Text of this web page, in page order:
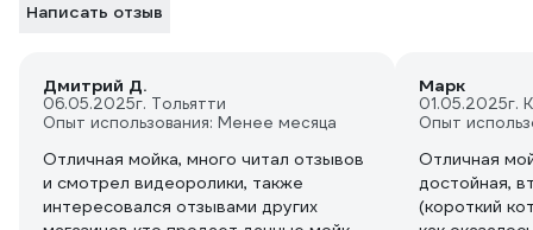
Написать отзыв
Дмитрий Д.
06.05.2025г. Тольятти
Опыт использования: Менее месяца
Отличная мойка, много читал отзывов
и смотрел видеоролики, также
интересовался отзывами других
Марк
01.05.2025г.
Опыт
Отличная
достойная,
(короткий